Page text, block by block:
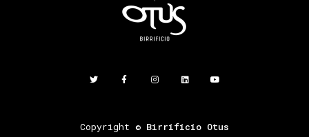
Copyright © Birrificio Otus